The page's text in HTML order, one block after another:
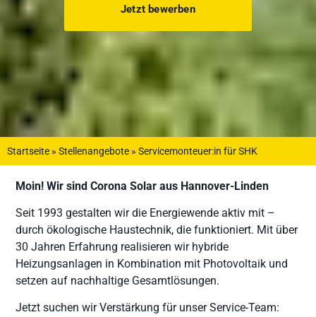
Jetzt bewerben
Startseite » Stellenangebote » Servicemonteuer:in für SHK
Moin! Wir sind Corona Solar aus Hannover-Linden
Seit 1993 gestalten wir die Energiewende aktiv mit –
durch ökologische Haustechnik, die funktioniert. Mit über
30 Jahren Erfahrung realisieren wir hybride
Heizungsanlagen in Kombination mit Photovoltaik und
setzen auf nachhaltige Gesamtlösungen.
Jetzt suchen wir Verstärkung für unser Service-Team: